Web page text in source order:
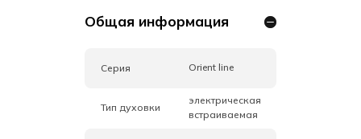
Общая информация
Серия Orient line
Тип духовки
электрическая
встраиваемая